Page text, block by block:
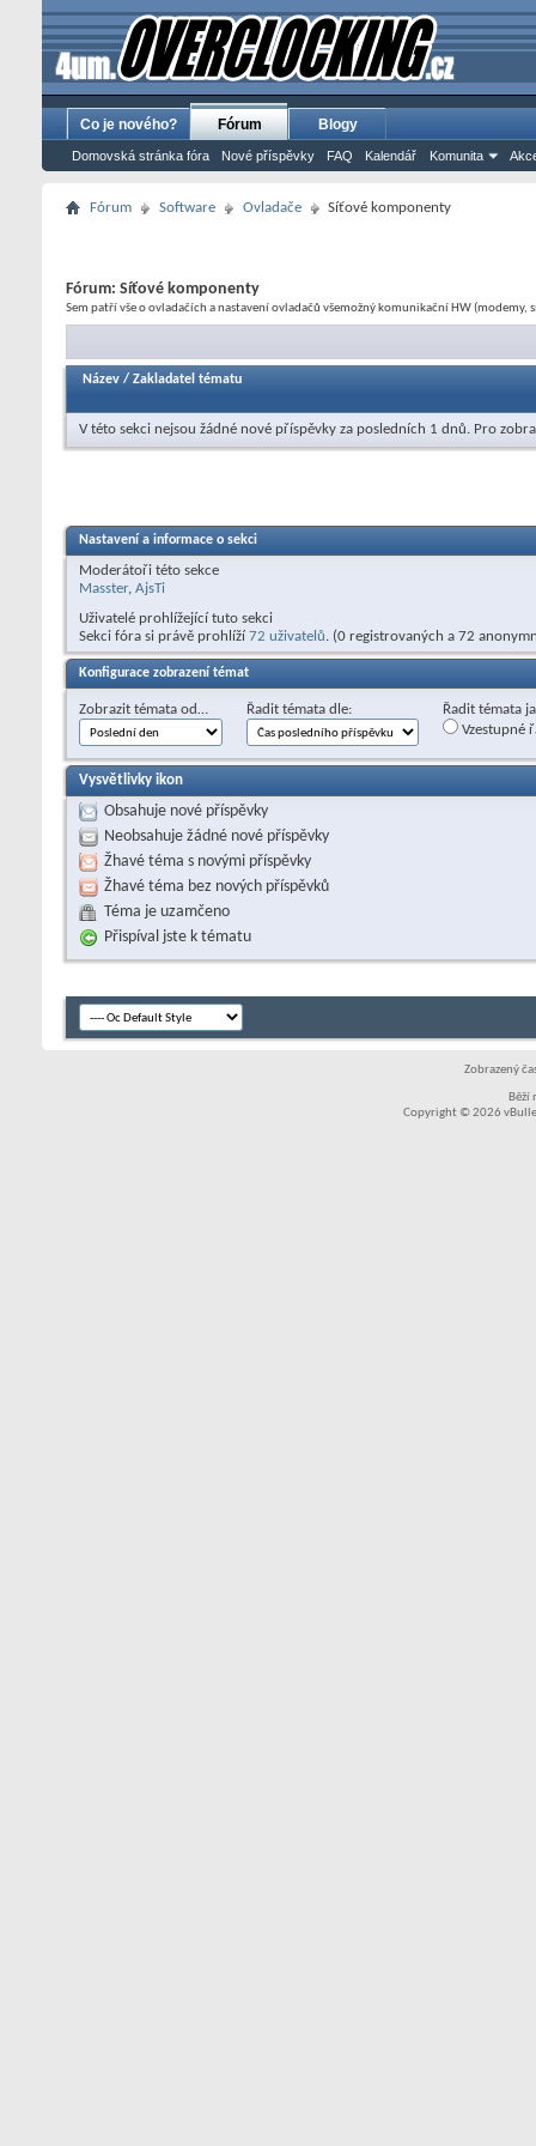
Co je nového? Fórum
Domovská stránka fóra Nové příspěvky FAQ Kalendář Komunita
Blogy
Fórum Software Ovladače Síťové komponenty
Fórum: Síťové komponenty
Sem patří vše o ovladačích a nastavení ovladačů všemožný komunikační HW (modemy,
Název / Zakladatel tématu
V této sekci nejsou žádné nové příspěvky za posledních 1 dnů. Pro
Nastavení a informace o sekci
Moderátoři této sekce
Masster, AjsTi
Uživatelé prohlížející tuto sekci
Sekci fóra si právě prohlíží72 uživatelů. (0 registrovaných a 72
Konfigurace zobrazení témat
Zobrazit témata od… Řadit témata dle:
Řadit témata
Vzestupné
Vysvětlivky ikon
Obsahuje nové příspěvky
Neobsahuje žádné nové příspěvky
Žhavé téma s novými příspěvky
Žhavé téma bez nových příspěvků
Téma je uzamčeno
Přispíval jste k tématu
Zobrazený
Běží
Copyright © 2026